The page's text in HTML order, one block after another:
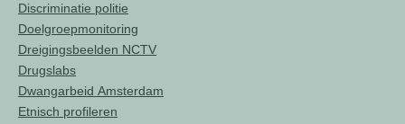
Discriminatie politie
Doelgroepmonitoring
Dreigingsbeelden NCTV
Drugslabs
Dwangarbeid Amsterdam
Etnisch profileren